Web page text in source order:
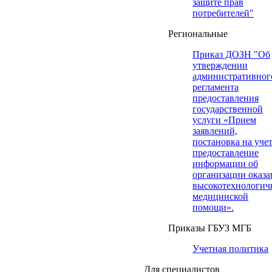
защите прав
потребителей"
Региональные
Приказ ДОЗН "Об
утверждении
регламента
предоставления
государственной
услуги «Прием
заявлений,
постановка на
предоставление
информации об
организации
медицинской
помощи».
Приказы ГБУЗ МГБ
Учетная политика
Для специалистов